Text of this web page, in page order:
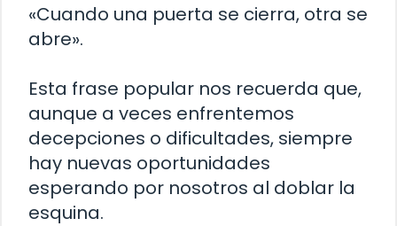
«Cuando una puerta se cierra, otra se
abre».
Esta frase popular nos recuerda que,
aunque a veces enfrentemos
decepciones o dificultades, siempre
hay nuevas oportunidades
esperando por nosotros al doblar la
esquina.